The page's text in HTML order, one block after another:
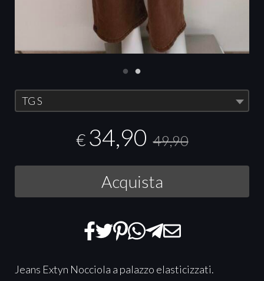
TG S
€ 34,90 49,90
Acquista
Jeans Extyn Nocciola a palazzo elasticizzati.